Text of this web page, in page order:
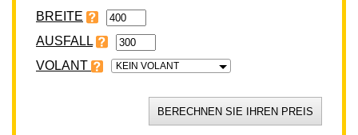
BREITE
VOLANT KEIN VOLANT